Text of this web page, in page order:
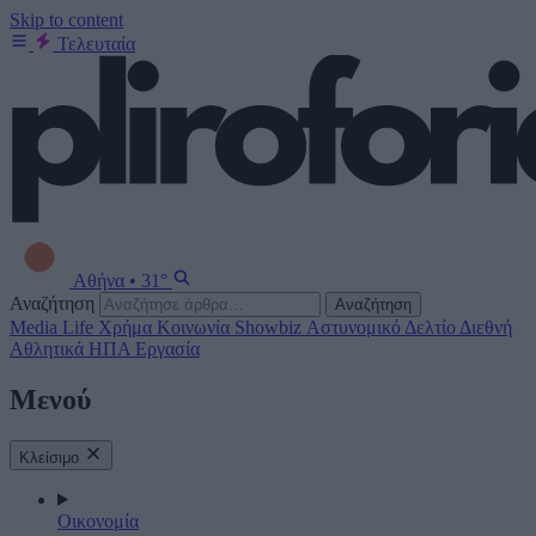
Skip to content
Τελευταία
Αθήνα • 31°
Αναζήτηση
Αναζήτηση
Media Life Χρήμα Κοινωνία Showbiz Αστυνομικό Δελτίο Διεθνή
Αθλητικά ΗΠΑ Εργασία
Μενού
Κλείσιμο
Οικονομία